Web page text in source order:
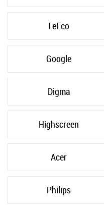
LeEco
Google
Digma
Highscreen
Acer
Philips